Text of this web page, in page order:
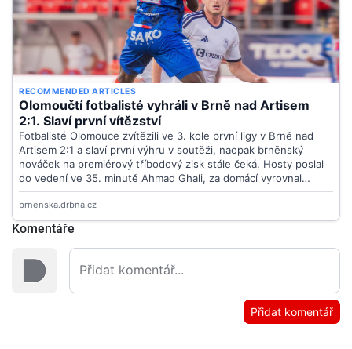
Komentáře
Přidat komentář